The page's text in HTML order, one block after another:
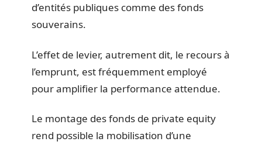
d’entités publiques comme des fonds
souverains.
L’effet de levier, autrement dit, le recours à
l’emprunt, est fréquemment employé
pour amplifier la performance attendue.
Le montage des fonds de private equity
rend possible la mobilisation d’une